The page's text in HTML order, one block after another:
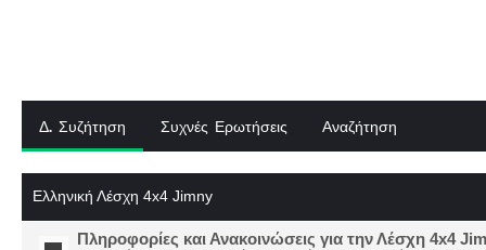
Δ. Συζήτηση Συχνές Ερωτήσεις Αναζήτηση
Ελληνική Λέσχη 4x4 Jimny
Πληροφορίες και Ανακοινώσεις για την Λέσχη 4x4